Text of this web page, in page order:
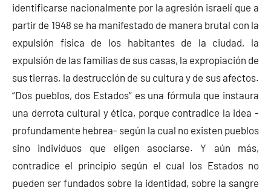
identificarse nacionalmente por la agresión israelí que a
partir de 1948 se ha manifestado de manera brutal con la
expulsión física de los habitantes de la ciudad, la
expulsión de las familias de sus casas, la expropiación de
sus tierras, la destrucción de su cultura y de sus afectos.
“Dos pueblos, dos Estados” es una fórmula que instaura
una derrota cultural y ética, porque contradice la idea -
profundamente hebrea- según la cual no existen pueblos
sino individuos que eligen asociarse. Y aún más,
contradice el principio según el cual los Estados no
pueden ser fundados sobre la identidad, sobre la sangre